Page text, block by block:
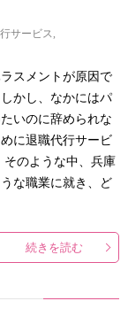
サービス
スメントが原因で
かし、なかにはパ
いのに辞められな
に退職代行サービ
そのような中、兵庫
な職業に就き、ど
続きを読む